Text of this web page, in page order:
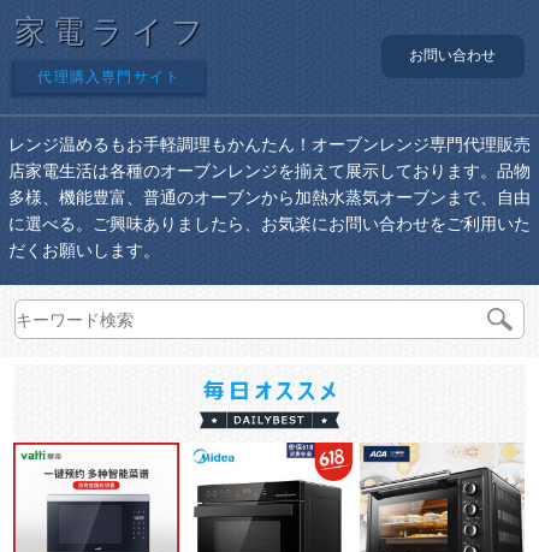
家電ライフ
代理購入専門サイト
お問い合わせ
レンジ温めるもお手軽調理もかんたん！オーブンレンジ専門代理販売
店家電生活は各種のオーブンレンジを揃えて展示しております。品物
多様、機能豊富、普通のオーブンから加熱水蒸気オーブンまで、自由
に選べる。ご興味ありましたら、お気楽にお問い合わせをご利用いた
だくお願いします。